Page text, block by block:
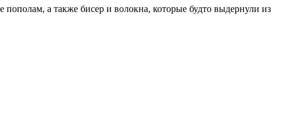
а также бисер и волокна, которые будто выдернули из